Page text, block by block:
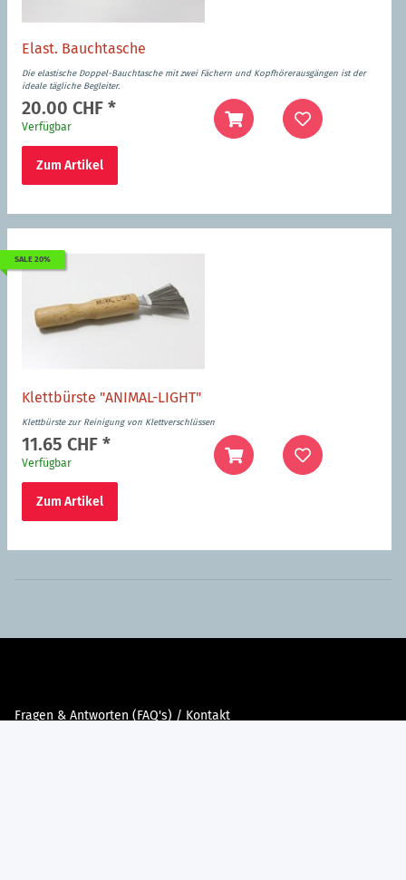
Elast. Bauchtasche
Die elastische Doppel-Bauchtasche mit zwei Fächern und Kopfhörerausgängen ist der
ideale tägliche Begleiter.
20.00 CHF *
Verfügbar
Zum Artikel
SALE 20%
Klettbürste "ANIMAL-LIGHT"
Klettbürste zur Reinigung von Klettverschlüssen
11.65 CHF *
Verfügbar
Zum Artikel
Fragen & Antworten (FAQ's) / Kontakt